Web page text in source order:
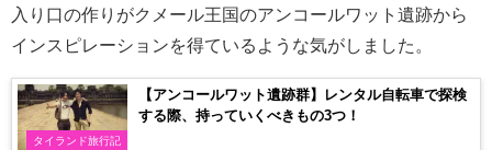
入り口の作りがクメール王国のアンコールワット遺跡から
インスピレーションを得ているような気がしました。
タイランド旅行記
【アンコールワット遺跡群】レンタル自転車で探検
する際、持っていくべきもの3つ！